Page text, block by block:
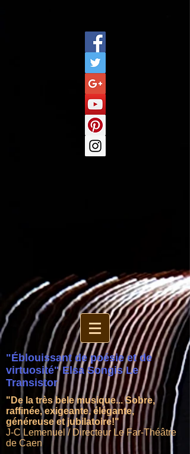
"Éblouissant de poésie et de
virtuosité" Elsa Songis Le
Transistor
"De la très bele musique... Sobre,
raffinée, exigeante, élégante,
généreuse et jubilatoire!"
J-C Lemenuel / Directeur Le Far-Théâtre
de Caen